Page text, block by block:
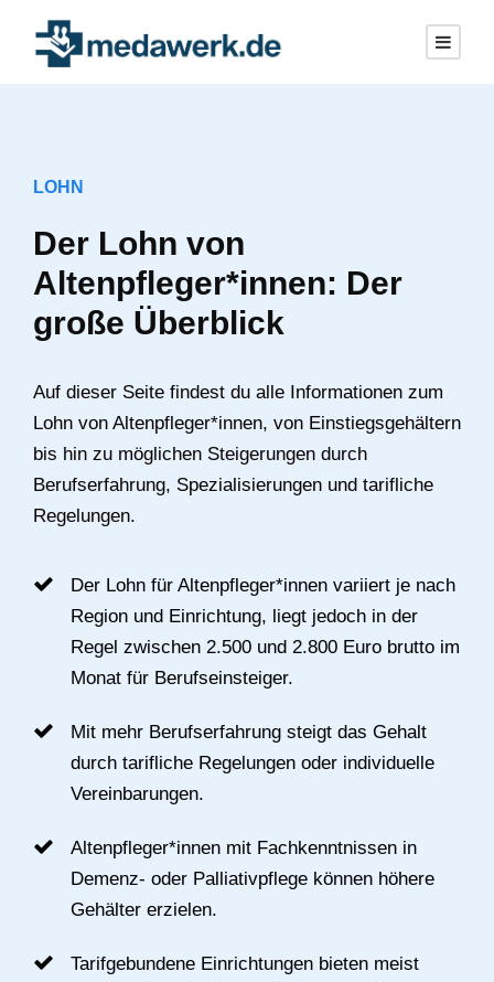
LOHN
Der Lohn von
Altenpfleger*innen: Der
große Überblick
Auf dieser Seite findest du alle Informationen zum
Lohn von Altenpfleger*innen, von Einstiegsgehältern
bis hin zu möglichen Steigerungen durch
Berufserfahrung, Spezialisierungen und tarifliche
Regelungen.
Der Lohn für Altenpfleger*innen variiert je nach
Region und Einrichtung, liegt jedoch in der
Regel zwischen 2.500 und 2.800 Euro brutto im
Monat für Berufseinsteiger.
Mit mehr Berufserfahrung steigt das Gehalt
durch tarifliche Regelungen oder individuelle
Vereinbarungen.
Altenpfleger*innen mit Fachkenntnissen in
Demenz- oder Palliativpflege können höhere
Gehälter erzielen.
Tarifgebundene Einrichtungen bieten meist